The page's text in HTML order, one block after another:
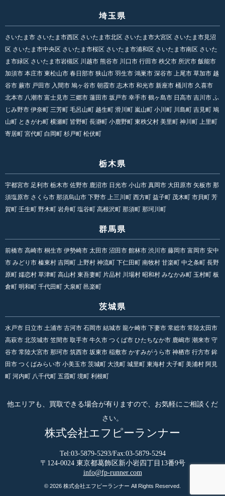
埼玉県
さいたま市 さいたま市西区 さいたま市北区 さいたま市大宮区 さいたま市見沼
区 さいたま市中央区 さいたま市桜区 さいたま市浦和区 さいたま市南区 さいた
ま市緑区 さいたま市岩槻区 川越市 熊谷市 川口市 行田市 秩父市 所沢市 飯能市
加須市 本庄市 東松山市 春日部市 狭山市 羽生市 鴻巣市 深谷市 上尾市 草加市 越
谷市 蕨市 戸田市 入間市 鳩ヶ谷市 朝霞市 志木市 和光市 新座市 桶川市 久喜市
北本市 八潮市 富士見市 三郷市 蓮田市 坂戸市 幸手市 鶴ヶ島市 日高市 吉川市 ふ
じみ野市 伊奈町 三芳町 毛呂山町 越生町 滑川町 嵐山町 小川町 川島町 吉見町 鳩
山町 ときがわ町 横瀬町 皆野町 長瀞町 小鹿野町 東秩父村 美里町 神川町 上里町
寄居町 宮代町 白岡町 杉戸町 松伏町
栃木県
宇都宮市 足利市 栃木市 佐野市 鹿沼市 日光市 小山市 真岡市 大田原市 矢板市 那
須塩原市 さくら市 那須烏山市 下野市 上三川町 西方町 益子町 茂木町 市貝町 芳
賀町 壬生町 野木町 岩舟町 塩谷町 高根沢町 那須町 那珂川町
群馬県
前橋市 高崎市 桐生市 伊勢崎市 太田市 沼田市 館林市 渋川市 藤岡市 富岡市 安中
市 みどり市 榛東村 吉岡町 上野村 神流町 下仁田町 南牧村 甘楽町 中之条町 長野
原町 嬬恋村 草津町 高山村 東吾妻町 片品村 川場村 昭和村 みなかみ町 玉村町 板
倉町 明和町 千代田町 大泉町 邑楽町
茨城県
水戸市 日立市 土浦市 古河市 石岡市 結城市 龍ケ崎市 下妻市 常総市 常陸太田市
高萩市 北茨城市 笠間市 取手市 牛久市 つくば市 ひたちなか市 鹿嶋市 潮来市 守
谷市 常陸大宮市 那珂市 筑西市 坂東市 稲敷市 かすみがうら市 神栖市 行方市 鉾
田市 つくばみらい市 小美玉市 茨城町 大洗町 城里町 東海村 大子町 美浦村 阿見
町 河内町 八千代町 五霞町 境町 利根町
他エリアも、買取できる場合が有りますので、お気軽にご相談くだ
さい。
株式会社エフピーランナー
Tel:03-5879-5293/Fax:03-5879-5294
〒124-0024 東京都葛飾区新小岩四丁目13番9号
info@fp-runner.com
© 2026 株式会社エフピーランナー All Rights Reserved.